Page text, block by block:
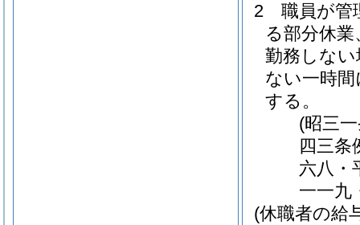
2
職員が管
る部分休
勤務しな
ない一時
する。
(昭三
四三条
六八・
一一九
(休職者の給